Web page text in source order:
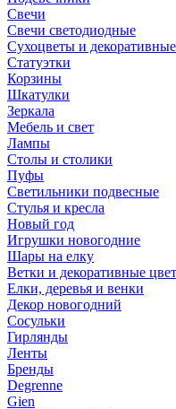
Свечи
Свечи светодиодные
Сухоцветы и
Статуэтки
Корзины
Шкатулки
Зеркала
Мебель и свет
Лампы
Столы и столики
Пуфы
Светильники подвесные
Стулья и кресла
Новый год
Игрушки новогодние
Шары на елку
Ветки и декоративные
Елки, деревья и венки
Декор новогодний
Сосульки
Гирлянды
Ленты
Бренды
Degrenne
Gien